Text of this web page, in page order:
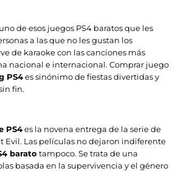
de esos juegos PS4 baratos que les
a las que no les gustan los
de karaoke con las canciones más
nacional e internacional. Comprar juego
PS4es sinónimo de fiestas divertidas y
fin.
PS4es la novena entrega de la serie de
Evil. Las películas no dejaron indiferente
barato tampoco. Se trata de una
basada en la supervivencia y el género